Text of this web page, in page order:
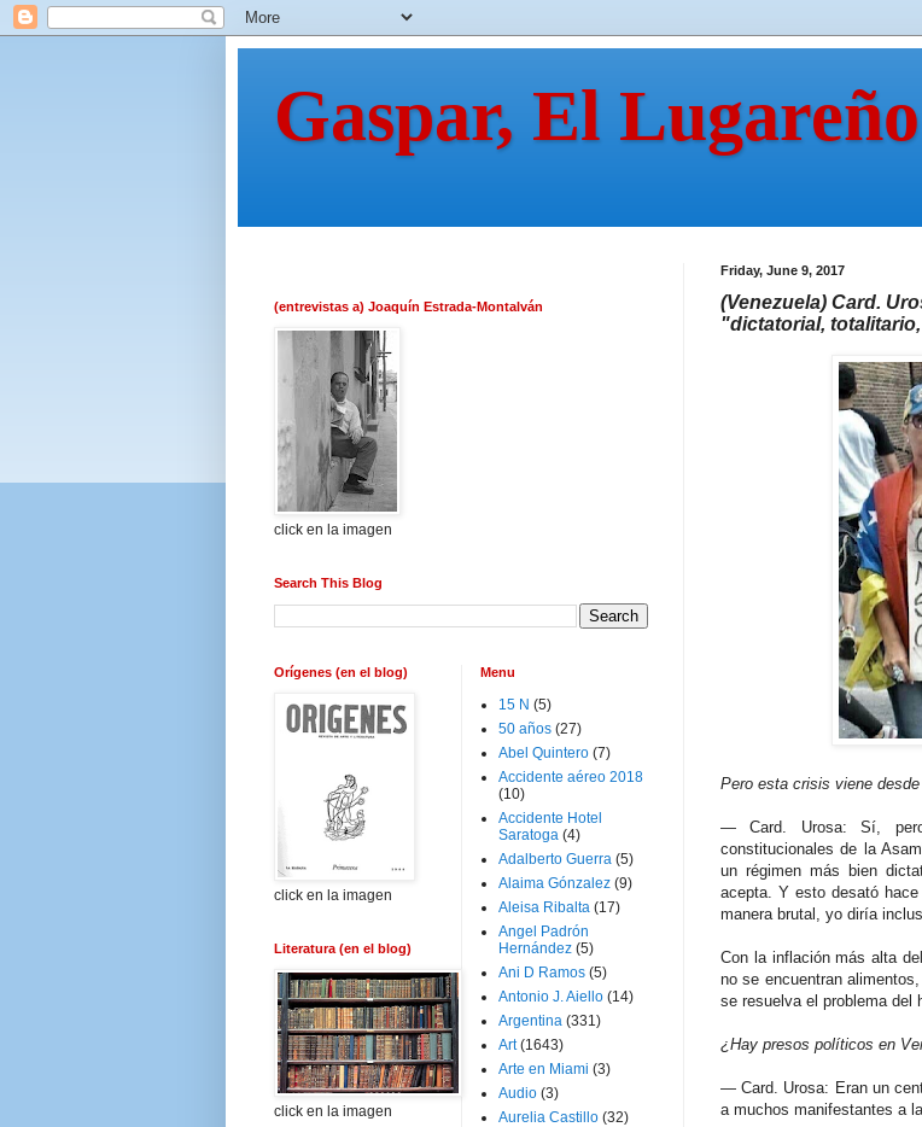
Gaspar, El Lugareño
Friday, June 9, 2017
(Venezuela) Card.
"dictatorial,
Pero esta crisis viene
— Card. Urosa: Sí,
constitucionales de la
un régimen más bien
acepta. Y esto desató
manera brutal, yo diría
Con la inflación más alta
no se encuentran
se resuelva el problema del
¿Hay presos políticos en
— Card. Urosa: Eran un
a muchos manifestantes a
(entrevistas a) Joaquín Estrada-Montalván
click en la imagen
Search This Blog
Orígenes (en el blog)
click en la imagen
Literatura (en el blog)
click en la imagen
Menu
15 N (5)
50 años (27)
Abel Quintero (7)
Accidente aéreo 2018
(10)
Accidente Hotel
Saratoga (4)
Adalberto Guerra (5)
Alaima Gónzalez (9)
Aleisa Ribalta (17)
Angel Padrón
Hernández (5)
Ani D Ramos (5)
Antonio J. Aiello (14)
Argentina (331)
Art (1643)
Arte en Miami (3)
Audio (3)
Aurelia Castillo (32)